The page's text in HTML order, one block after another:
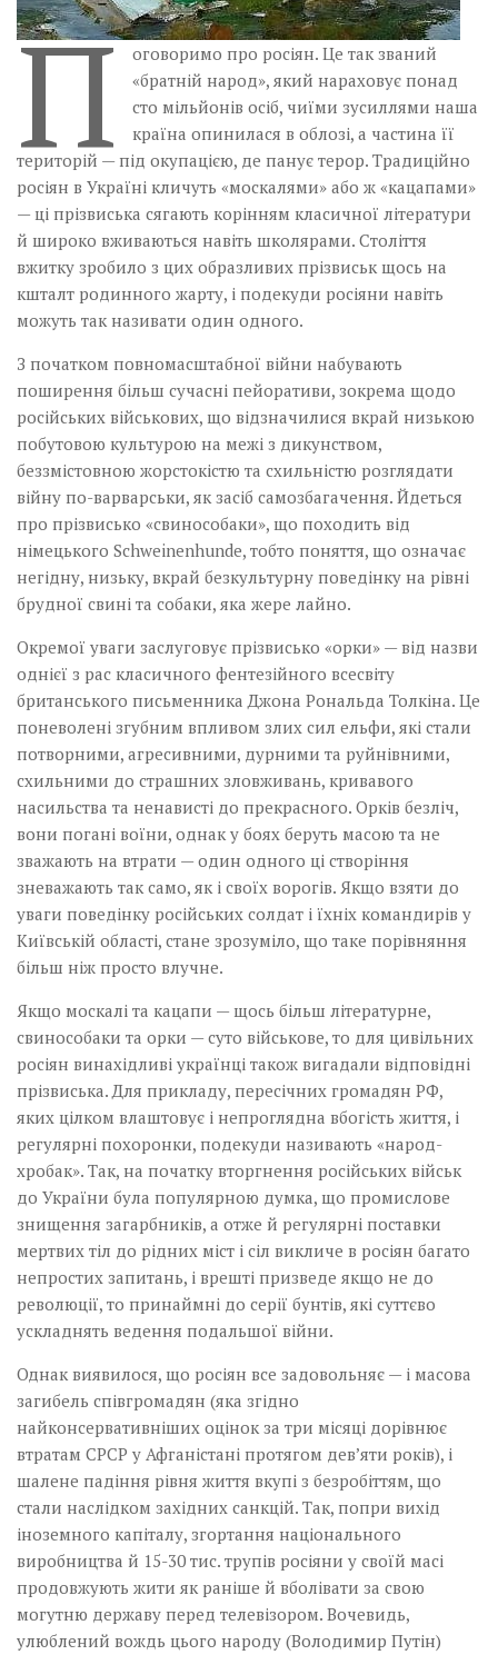
П
оговоримо про росіян. Це так званий
«братній народ», який нараховує понад
сто мільйонів осіб, чиїми зусиллями наша
країна опинилася в облозі, а частина її
територій — під окупацією, де панує терор. Традиційно
росіян в Україні кличуть «москалями» або ж «кацапами»
— ці прізвиська сягають корінням класичної літератури
й широко вживаються навіть школярами. Століття
вжитку зробило з цих образливих прізвиськ щось на
кшталт родинного жарту, і подекуди росіяни навіть
можуть так називати один одного.
З початком повномасштабної війни набувають
поширення більш сучасні пейоративи, зокрема щодо
російських військових, що відзначилися вкрай низькою
побутовою культурою на межі з дикунством,
беззмістовною жорстокістю та схильністю розглядати
війну по-варварськи, як засіб самозбагачення. Йдеться
про прізвисько «свинособаки», що походить від
німецького Schweinenhunde, тобто поняття, що означає
негідну, низьку, вкрай безкультурну поведінку на рівні
брудної свині та собаки, яка жере лайно.
Окремої уваги заслуговує прізвисько «орки» — від назви
однієї з рас класичного фентезійного всесвіту
британського письменника Джона Рональда Толкіна. Це
поневолені згубним впливом злих сил ельфи, які стали
потворними, агресивними, дурними та руйнівними,
схильними до страшних зловживань, кривавого
насильства та ненависті до прекрасного. Орків безліч,
вони погані воїни, однак у боях беруть масою та не
зважають на втрати — один одного ці створіння
зневажають так само, як і своїх ворогів. Якщо взяти до
уваги поведінку російських солдат і їхніх командирів у
Київській області, стане зрозуміло, що таке порівняння
більш ніж просто влучне.
Якщо москалі та кацапи — щось більш літературне,
свинособаки та орки — суто військове, то для цивільних
росіян винахідливі українці також вигадали відповідні
прізвиська. Для прикладу, пересічних громадян РФ,
яких цілком влаштовує і непроглядна вбогість життя, і
регулярні похоронки, подекуди називають «народ-
хробак». Так, на початку вторгнення російських військ
до України була популярною думка, що промислове
знищення загарбників, а отже й регулярні поставки
мертвих тіл до рідних міст і сіл викличе в росіян багато
непростих запитань, і врешті призведе якщо не до
революції, то принаймні до серії бунтів, які суттєво
ускладнять ведення подальшої війни.
Однак виявилося, що росіян все задовольняє — і масова
загибель співгромадян (яка згідно
найконсервативніших оцінок за три місяці дорівнює
втратам СРСР у Афганістані протягом дев’яти років), і
шалене падіння рівня життя вкупі з безробіттям, що
стали наслідком західних санкцій. Так, попри вихід
іноземного капіталу, згортання національного
виробництва й 15-30 тис. трупів росіяни у своїй масі
продовжують жити як раніше й вболівати за свою
могутню державу перед телевізором. Вочевидь,
улюблений вождь цього народу (Володимир Путін)